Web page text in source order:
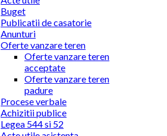
Buget
Publicatii de casatorie
Anunturi
Oferte vanzare teren
Oferte vanzare teren
acceptate
Oferte vanzare teren
padure
Procese verbale
Achizitii publice
Legea 544 si 52